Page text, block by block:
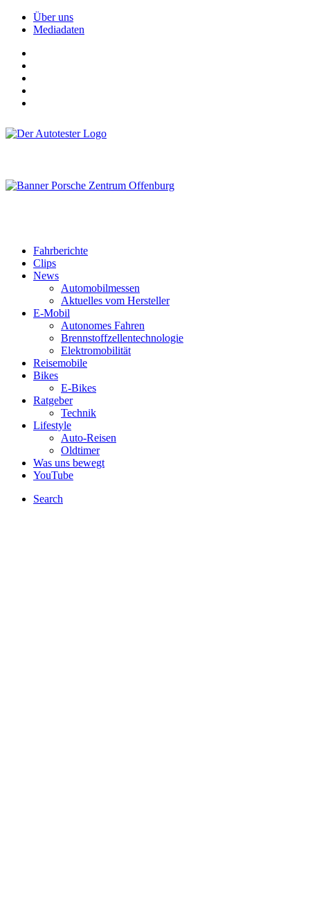
Über uns
Mediadaten
Fahrberichte
Clips
News
Automobilmessen
Aktuelles vom Hersteller
E-Mobil
Autonomes Fahren
Brennstoffzellentechnologie
Elektromobilität
Reisemobile
Bikes
E-Bikes
Ratgeber
Technik
Lifestyle
Auto-Reisen
Oldtimer
Was uns bewegt
YouTube
Search